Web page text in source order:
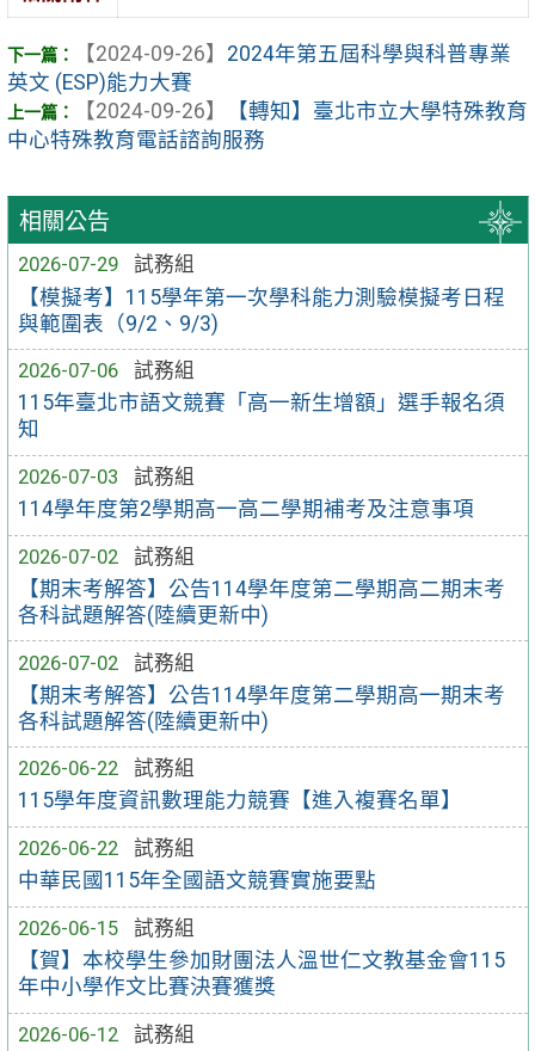
相關公告
2026-07-29
試務組
【模擬考】115學年第一次學科能力測驗模擬考日程
與範圍表（9/2、9/3)
2026-07-06
試務組
115年臺北市語文競賽「高一新生增額」選手報名須
知
2026-07-03
試務組
114學年度第2學期高一高二學期補考及注意事項
2026-07-02
試務組
【期末考解答】公告114學年度第二學期高二期末考
各科試題解答(陸續更新中)
2026-07-02
試務組
【期末考解答】公告114學年度第二學期高一期末考
各科試題解答(陸續更新中)
2026-06-22
試務組
115學年度資訊數理能力競賽【進入複賽名單】
2026-06-22
試務組
中華民國115年全國語文競賽實施要點
2026-06-15
試務組
【賀】本校學生參加財團法人溫世仁文教基金會115
年中小學作文比賽決賽獲獎
2026-06-12
試務組
【2024-09-26】 2024年第五屆科學與科普專業
英文 (ESP)能力大賽
【2024-09-26】
【轉知】臺北市立大學特殊教育
中心特殊教育電話諮詢服務